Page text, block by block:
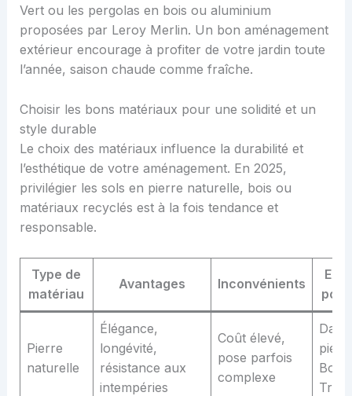
Vert ou les pergolas en bois ou aluminium
proposées par Leroy Merlin. Un bon aménagement
extérieur encourage à profiter de votre jardin toute
l’année, saison chaude comme fraîche.
Choisir les bons matériaux pour une solidité et un
style durable
Le choix des matériaux influence la durabilité et
l’esthétique de votre aménagement. En 2025,
privilégier les sols en pierre naturelle, bois ou
matériaux recyclés est à la fois tendance et
responsable.
Type de
matériau
Avantages Inconvénients
Pierre
naturelle
Élégance,
longévité,
résistance aux
intempéries
Coût élevé,
pose parfois
complexe